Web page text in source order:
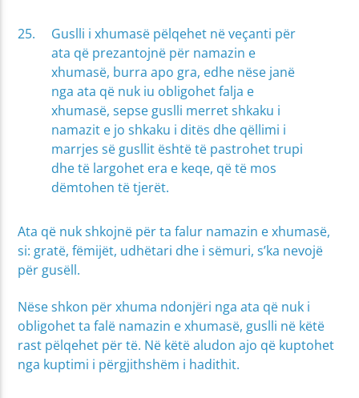
Guslli i xhumasë pëlqehet në veçanti për
ata që prezantojnë për namazin e
xhumasë, burra apo gra, edhe nëse janë
nga ata që nuk iu obligohet falja e
xhumasë, sepse guslli merret shkaku i
namazit e jo shkaku i ditës dhe qëllimi i
marrjes së gusllit është të pastrohet trupi
dhe të largohet era e keqe, që të mos
dëmtohen të tjerët.
Ata që nuk shkojnë për ta falur namazin e xhumasë,
si: gratë, fëmijët, udhëtari dhe i sëmuri, s’ka nevojë
për gusëll.
Nëse shkon për xhuma ndonjëri nga ata që nuk i
obligohet ta falë namazin e xhumasë, guslli në këtë
rast pëlqehet për të. Në këtë aludon ajo që kuptohet
nga kuptimi i përgjithshëm i hadithit.